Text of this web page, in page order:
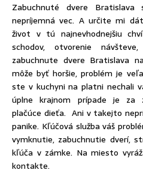
Zabuchnuté dvere Bratislava
nepríjemná vec. A určite mi
život v tú najnevhodnejšiu
schodov, otvorenie
zabuchnute dvere Bratislava
môže byť horšie, problém je
ste v kuchyni na platni nechali
úplne krajnom prípade je za
plačúce dieťa. Ani v takejto
panike. Kľúčová služba váš
vymknutie, zabuchnutie dverí,
kľúča v zámke. Na miesto
kontakte.